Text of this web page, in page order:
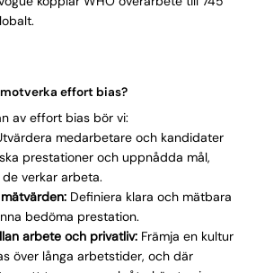
effort bias?
av effort bias bör vi:
medarbetare och kandidater
prestationer och uppnådda mål,
verkar arbeta.
Definiera klara och mätbara
bedöma prestation.
arbete och privatliv:Främja en kultur
över långa arbetstider, och där